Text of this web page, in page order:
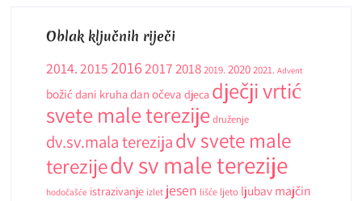
Oblak ključnih riječi
2014.2015201620172018 2019. 2020 2021. Advent
božić dani kruhadan očeva djeca dječji vrtić
svete male terezije druženje
dv.sv.mala terezijadv svete male
terezijedv sv male terezije
hodočašće istrazivanje izlet jesen lišće ljeto ljubav majčin